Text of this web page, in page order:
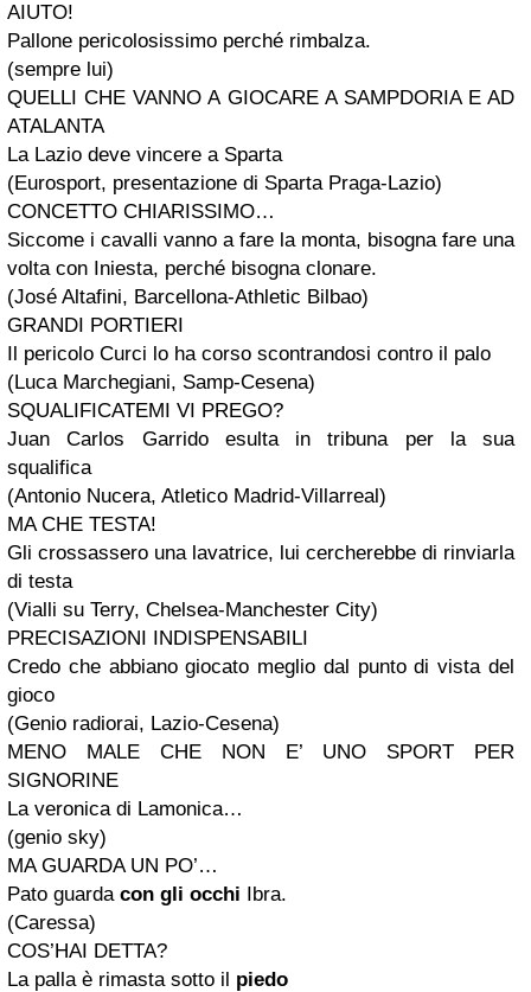
AIUTO!
Pallone pericolosissimo perché rimbalza.
(sempre lui)
QUELLI CHE VANNO A GIOCARE A SAMPDORIA E AD
ATALANTA
La Lazio deve vincere a Sparta
(Eurosport, presentazione di Sparta Praga-Lazio)
CONCETTO CHIARISSIMO…
Siccome i cavalli vanno a fare la monta, bisogna fare una
volta con Iniesta, perché bisogna clonare.
(José Altafini, Barcellona-Athletic Bilbao)
GRANDI PORTIERI
Il pericolo Curci lo ha corso scontrandosi contro il palo
(Luca Marchegiani, Samp-Cesena)
SQUALIFICATEMI VI PREGO?
Juan Carlos Garrido esulta in tribuna per la sua
squalifica
(Antonio Nucera, Atletico Madrid-Villarreal)
MA CHE TESTA!
Gli crossassero una lavatrice, lui cercherebbe di rinviarla
di testa
(Vialli su Terry, Chelsea-Manchester City)
PRECISAZIONI INDISPENSABILI
Credo che abbiano giocato meglio dal punto di vista del
gioco
(Genio radiorai, Lazio-Cesena)
MENO MALE CHE NON E’ UNO SPORT PER
SIGNORINE
La veronica di Lamonica…
(genio sky)
MA GUARDA UN PO’…
Pato guarda con gli occhi Ibra.
(Caressa)
COS’HAI DETTA?
La palla è rimasta sotto il piedo